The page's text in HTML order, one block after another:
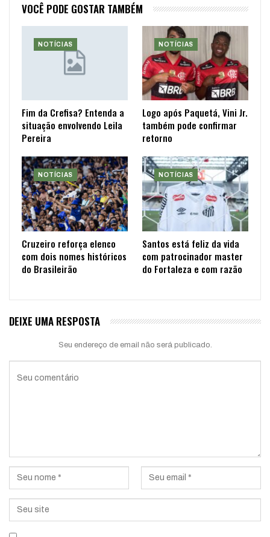
VOCÊ PODE GOSTAR TAMBÉM
NOTÍCIAS
Fim da Crefisa? Entenda a
situação envolvendo Leila
Pereira
NOTÍCIAS
Logo após Paquetá, Vini Jr.
também pode confirmar
retorno
NOTÍCIAS
Cruzeiro reforça elenco
com dois nomes históricos
do Brasileirão
NOTÍCIAS
Santos está feliz da vida
com patrocinador master
do Fortaleza e com razão
DEIXE UMA RESPOSTA
Seu endereço de email não será publicado.